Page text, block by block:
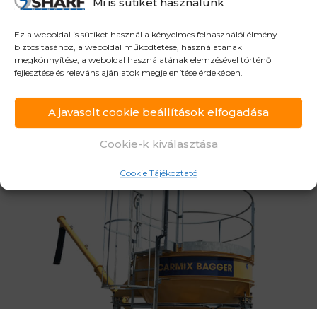
Ez a weboldal is sütiket használ a kényelmes felhasználói élmény
biztosításához, a weboldal működtetése, használatának
megkönnyítése, a weboldal használatának elemzésével történő
fejlesztése és releváns ajánlatok megjelenítése érdekében.
A javasolt cookie beállítások elfogadása
Cookie-k kiválasztása
Cookie Tájékoztató
Max. pumpálási magasság
60-70 m
Kavics méret
25 mm
Garat méret
240 l
Adatlap
Trailer Pump 15 adatlap